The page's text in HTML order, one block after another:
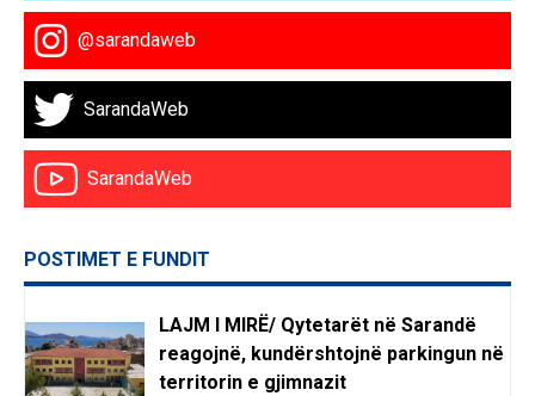
@sarandaweb
SarandaWeb
SarandaWeb
POSTIMET E FUNDIT
LAJM I MIRË/ Qytetarët në Sarandë
reagojnë, kundërshtojnë parkingun në
territorin e gjimnazit